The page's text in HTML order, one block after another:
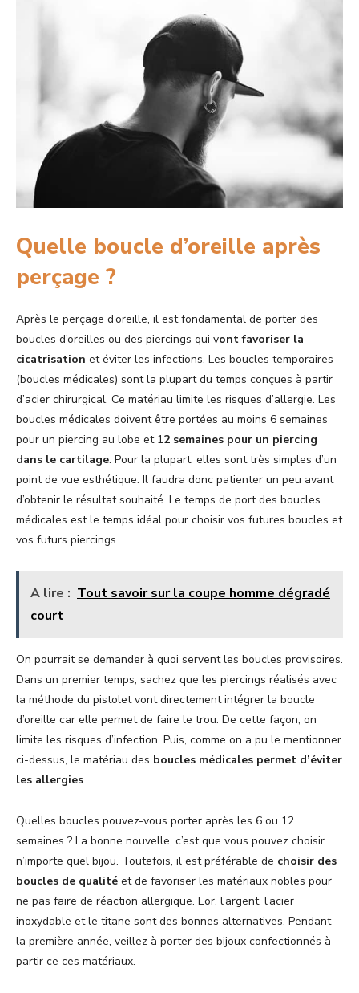
Quelle boucle d’oreille après
perçage ?
Après le perçage d’oreille, il est fondamental de porter des
boucles d’oreilles ou des piercings qui vont favoriser la
cicatrisation et éviter les infections. Les boucles temporaires
(boucles médicales) sont la plupart du temps conçues à partir
d’acier chirurgical. Ce matériau limite les risques d’allergie. Les
boucles médicales doivent être portées au moins 6 semaines
pour un piercing au lobe et 12 semaines pour un piercing
dans le cartilage. Pour la plupart, elles sont très simples d’un
point de vue esthétique. Il faudra donc patienter un peu avant
d’obtenir le résultat souhaité. Le temps de port des boucles
médicales est le temps idéal pour choisir vos futures boucles et
vos futurs piercings.
A lire : Tout savoir sur la coupe homme dégradé
court
On pourrait se demander à quoi servent les boucles provisoires.
Dans un premier temps, sachez que les piercings réalisés avec
la méthode du pistolet vont directement intégrer la boucle
d’oreille car elle permet de faire le trou. De cette façon, on
limite les risques d’infection. Puis, comme on a pu le mentionner
ci-dessus, le matériau des boucles médicales permet d’éviter
les allergies.
Quelles boucles pouvez-vous porter après les 6 ou 12
semaines ? La bonne nouvelle, c’est que vous pouvez choisir
n’importe quel bijou. Toutefois, il est préférable de choisir des
boucles de qualité et de favoriser les matériaux nobles pour
ne pas faire de réaction allergique. L’or, l’argent, l’acier
inoxydable et le titane sont des bonnes alternatives. Pendant
la première année, veillez à porter des bijoux confectionnés à
partir ce ces matériaux.